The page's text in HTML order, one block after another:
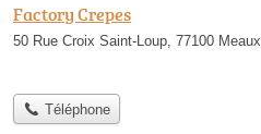
Factory Crepes
50 Rue Croix Saint-Loup, 77100 Meaux
Téléphone